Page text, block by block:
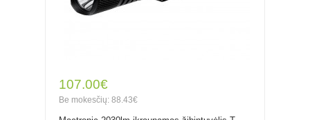
107.00€
Be mokesčių: 88.43€